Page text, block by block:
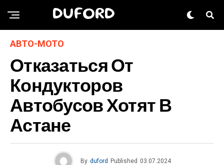
DUFORD
АВТО-МОТО
Отказаться От
Кондукторов
Автобусов Хотят В
Астане
By duford Published 03.07.2024